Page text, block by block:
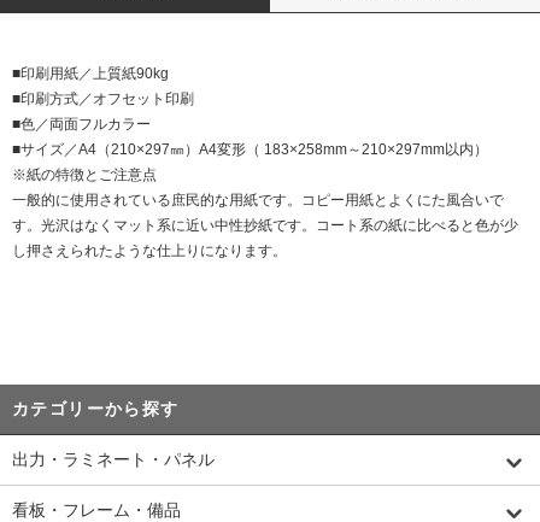
■印刷用紙／上質紙90kg
■印刷方式／オフセット印刷
■色／両面フルカラー
■サイズ／A4（210×297㎜）A4変形（ 183×258mm～210×297mm以内）
※紙の特徴とご注意点
一般的に使用されている庶民的な用紙です。コピー用紙とよくにた風合いで
す。光沢はなくマット系に近い中性抄紙です。コート系の紙に比べると色が少
し押さえられたような仕上りになります。
カテゴリーから探す
出力・ラミネート・パネル
看板・フレーム・備品